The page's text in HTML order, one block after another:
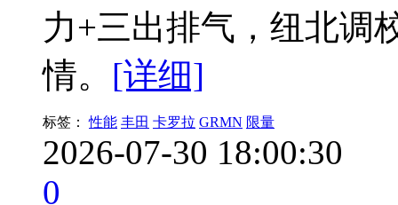
力+三出排气，纽北调
情。 [详细]
标签： 性能 丰田 卡罗拉 GRMN 限量
2026-07-30 18:00:30
0